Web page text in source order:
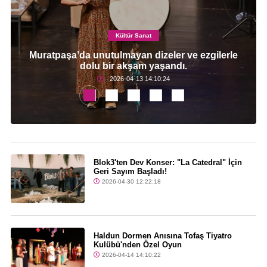
Kültür Sanat
Muratpaşa’da unutulmayan dizeler ve ezgilerle
dolu bir akşam yaşandı.
2026-04-13 14:10:24
Blok3'ten Dev Konser: "La Catedral" İçin
Geri Sayım Başladı!
2026-04-30 12:22:18
Haldun Dormen Anısına Tofaş Tiyatro
Kulübü'nden Özel Oyun
2026-04-14 14:10:22